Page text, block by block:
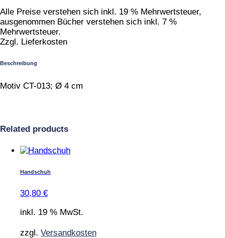
Alle Preise verstehen sich inkl. 19 % Mehrwertsteuer,
ausgenommen Bücher verstehen sich inkl. 7 %
Mehrwertsteuer.
Zzgl. Lieferkosten
Beschreibung
Motiv CT-013; Ø 4 cm
Related products
Handschuh
30,80 €
inkl. 19 % MwSt.
zzgl. Versandkosten